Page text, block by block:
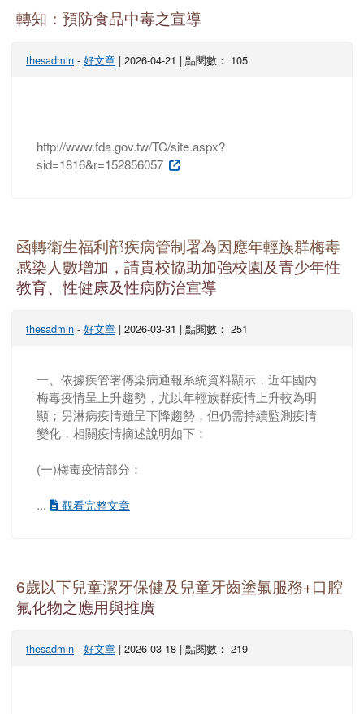
轉知：預防食品中毒之宣導
thesadmin - 好文章 | 2026-04-21 | 點閱數： 105
http://www.fda.gov.tw/TC/site.aspx?
sid=1816&r=152856057
函轉衛生福利部疾病管制署為因應年輕族群梅毒
感染人數增加，請貴校協助加強校園及青少年性
教育、性健康及性病防治宣導
thesadmin - 好文章 | 2026-03-31 | 點閱數： 251
一、依據疾管署傳染病通報系統資料顯示，近年國內
梅毒疫情呈上升趨勢，尤以年輕族群疫情上升較為明
顯；另淋病疫情雖呈下降趨勢，但仍需持續監測疫情
變化，相關疫情摘述說明如下：
(一)梅毒疫情部分：
... 觀看完整文章
6歲以下兒童潔牙保健及兒童牙齒塗氟服務+口腔
氟化物之應用與推廣
thesadmin - 好文章 | 2026-03-18 | 點閱數： 219